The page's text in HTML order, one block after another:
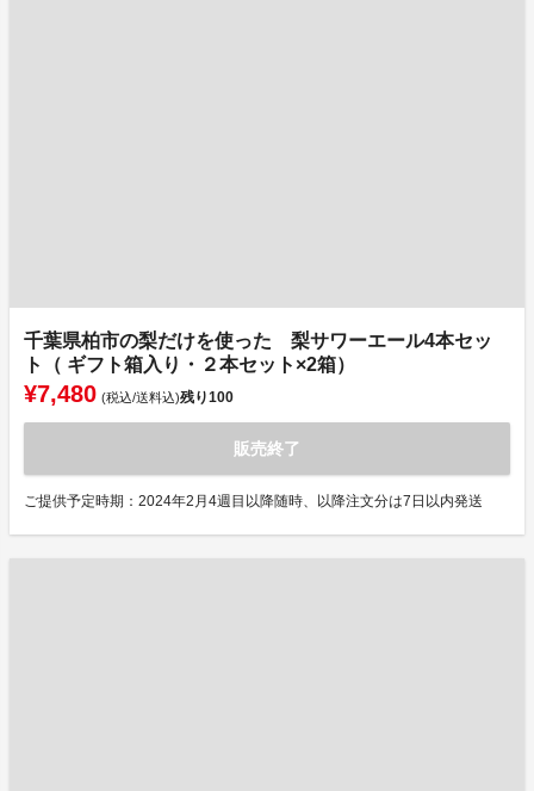
千葉県柏市の梨だけを使った 梨サワーエール4本セッ
ト（ ギフト箱入り・２本セット×2箱）
¥7,480 (税込/送料込)残り100
販売終了
ご提供予定時期：2024年2月4週目以降随時、以降注文分は7日以内発送